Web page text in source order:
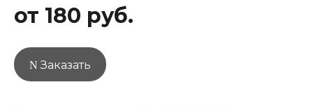
от 180 руб.
Заказать